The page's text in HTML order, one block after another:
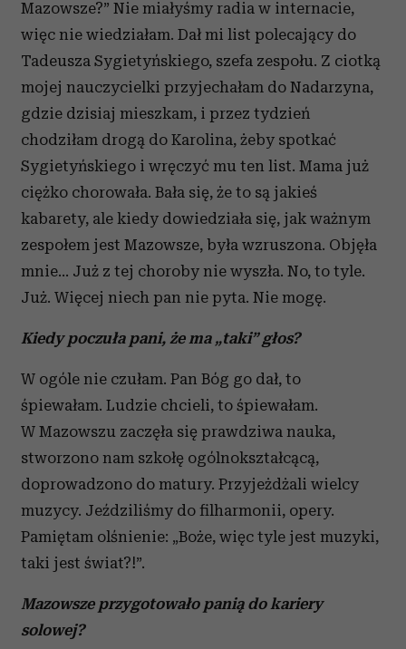
Mazowsze?” Nie miałyśmy radia w internacie,
więc nie wiedziałam. Dał mi list polecający do
Tadeusza Sygietyńskiego, szefa zespołu. Z ciotką
mojej nauczycielki przyjechałam do Nadarzyna,
gdzie dzisiaj mieszkam, i przez tydzień
chodziłam drogą do Karolina, żeby spotkać
Sygietyńskiego i wręczyć mu ten list. Mama już
ciężko chorowała. Bała się, że to są jakieś
kabarety, ale kiedy dowiedziała się, jak ważnym
zespołem jest Mazowsze, była wzruszona. Objęła
mnie… Już z tej choroby nie wyszła. No, to tyle.
Już. Więcej niech pan nie pyta. Nie mogę.
Kiedy poczuła pani, że ma „taki” głos?
W ogóle nie czułam. Pan Bóg go dał, to
śpiewałam. Ludzie chcieli, to śpiewałam.
W Mazowszu zaczęła się prawdziwa nauka,
stworzono nam szkołę ogólnokształcącą,
doprowadzono do matury. Przyjeżdżali wielcy
muzycy. Jeździliśmy do filharmonii, opery.
Pamiętam olśnienie: „Boże, więc tyle jest muzyki,
taki jest świat?!”.
Mazowsze przygotowało panią do kariery
solowej?